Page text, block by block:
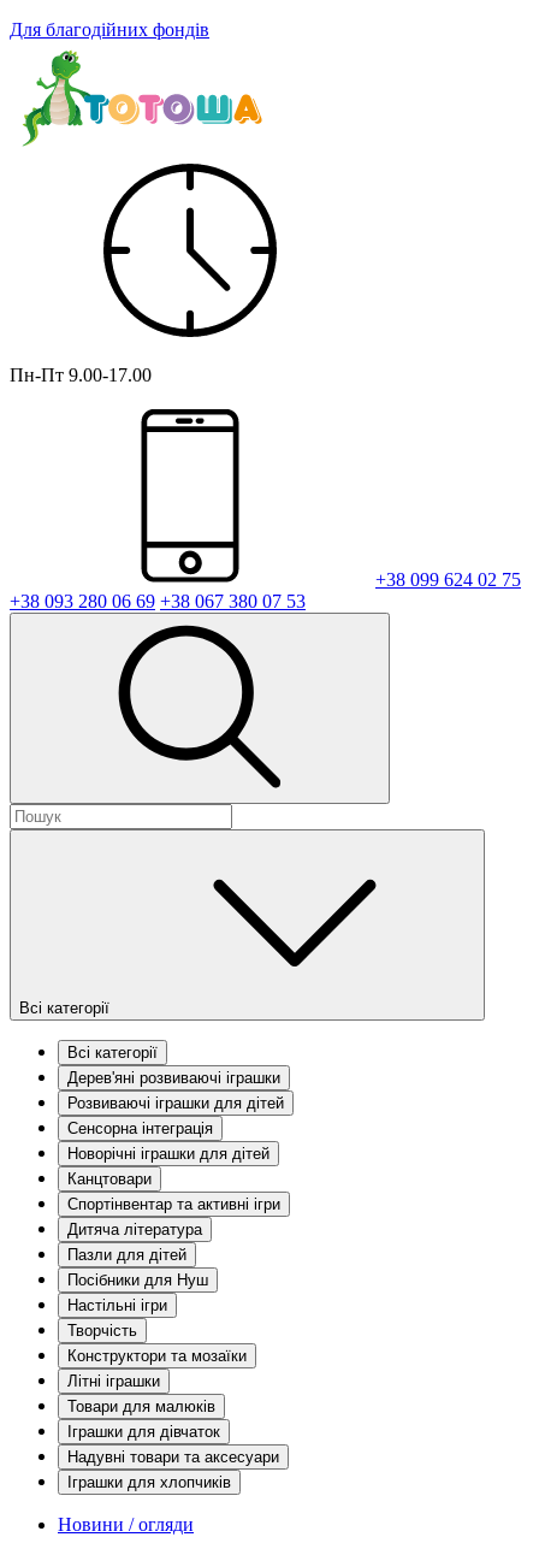
Для благодійних фондів
Пн-Пт 9.00-17.00
+38 099 624 02 75
+38 093 280 06 69 +38 067 380 07 53
Всі категорії
Всі категорії
Дерев'яні розвиваючі іграшки
Розвиваючі іграшки для дітей
Сенсорна інтеграція
Новорічні іграшки для дітей
Канцтовари
Спортінвентар та активні ігри
Дитяча література
Пазли для дітей
Посібники для Нуш
Настільні ігри
Творчість
Конструктори та мозаїки
Літні іграшки
Товари для малюків
Іграшки для дівчаток
Надувні товари та аксесуари
Іграшки для хлопчиків
Новини / огляди